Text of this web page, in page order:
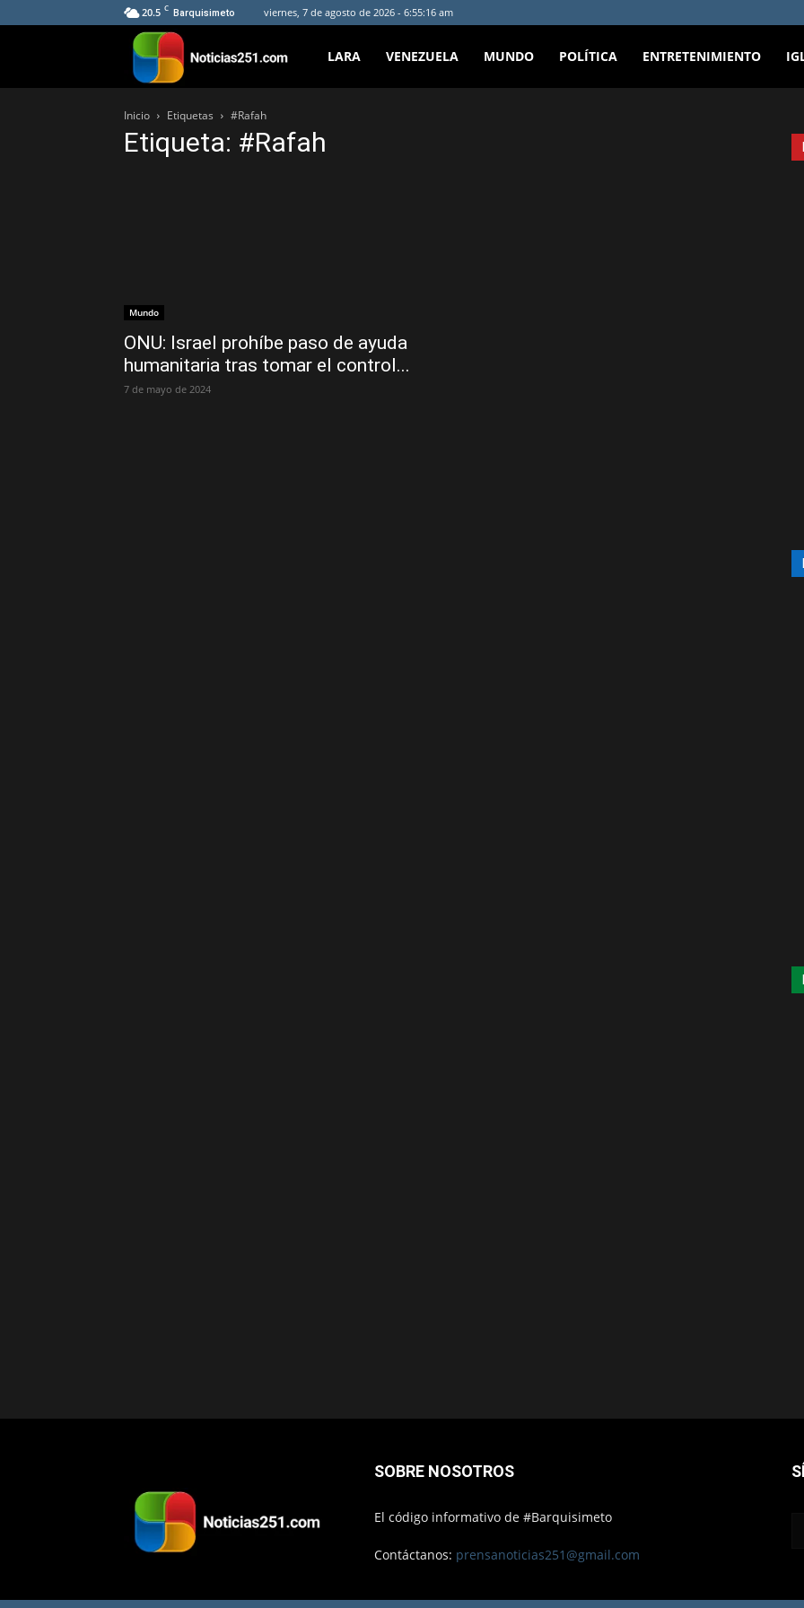
20.5 C Barquisimeto viernes, 7 de agosto de 2026 - 6:55:16 am
Noticias251
LARA VENEZUELA MUNDO POLÍTICA ENTRETENIMIENTO
Inicio Etiquetas #Rafah
Etiqueta: #Rafah
Mundo
ONU: Israel prohíbe paso de ayuda
humanitaria tras tomar el control...
7 de mayo de 2024
SOBRE NOSOTROS
El código informativo de #Barquisimeto
Contáctanos: prensanoticias251@gmail.com